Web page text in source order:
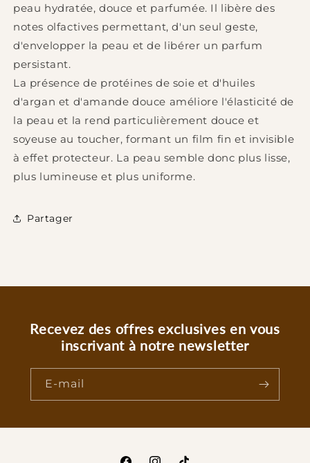
peau hydratée, douce et parfumée. Il libère des
notes olfactives permettant, d'un seul geste,
d'envelopper la peau et de libérer un parfum
persistant.
La présence de protéines de soie et d'huiles
d'argan et d'amande douce améliore l'élasticité de
la peau et la rend particulièrement douce et
soyeuse au toucher, formant un film fin et invisible
à effet protecteur. La peau semble donc plus lisse,
plus lumineuse et plus uniforme.
Partager
Recevez des offres exclusives en vous
inscrivant à notre newsletter
E-mail